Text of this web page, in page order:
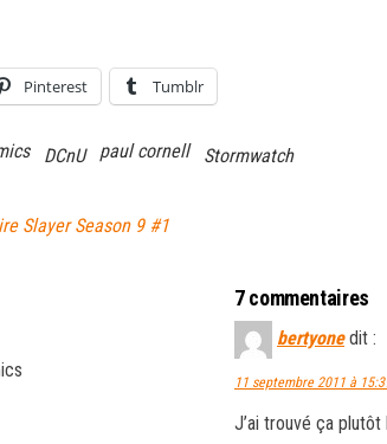
Pinterest Tumblr
DCnU paul cornell Stormwatch
Slayer Season 9 #1
7 commentaires
bertyone dit :
11 septembre 2011 à
J’ai trouvé ça